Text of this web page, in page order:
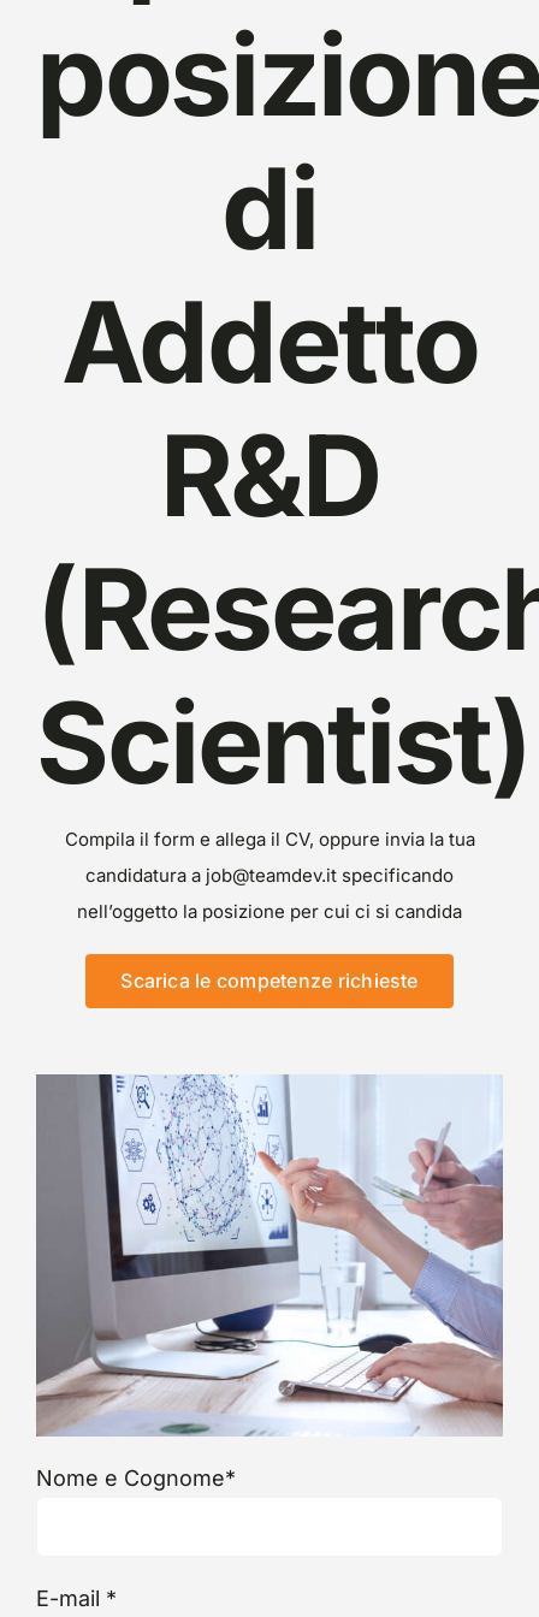
di
Addetto
R&D
Scientist)
Compila il form e allega il CV, oppure invia la tua
candidatura a job@teamdev.it specificando
nell’oggetto la posizione per cui ci si candida
Scarica le competenze richieste
Nome e Cognome*
E-mail *